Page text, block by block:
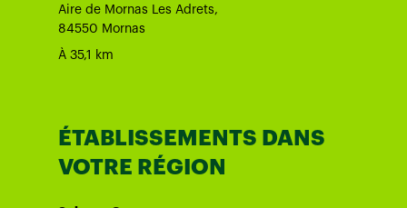
Aire de Mornas Les Adrets,
84550 Mornas
À 35,1 km
ÉTABLISSEMENTS DANS
VOTRE RÉGION